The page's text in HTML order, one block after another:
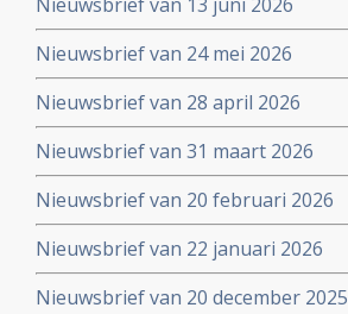
Nieuwsbrief van 24 mei 2026
Nieuwsbrief van 28 april 2026
Nieuwsbrief van 31 maart 2026
Nieuwsbrief van 20 februari 2026
Nieuwsbrief van 22 januari 2026
Nieuwsbrief van 20 december 2025